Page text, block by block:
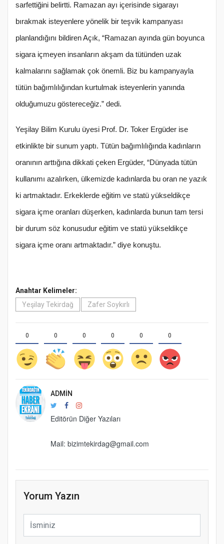
sarfettiğini belirtti. Ramazan ayı içerisinde sigarayı
bırakmak isteyenlere yönelik bir teşvik kampanyası
planlandığını bildiren Açık, “Ramazan ayında gün boyunca
sigara içmeyen insanların akşam da tütünden uzak
kalmalarını sağlamak çok önemli. Biz bu kampanyayla
tütün bağımlılığından kurtulmak isteyenlerin yanında
olduğumuzu göstereceğiz.” dedi.
Yeşilay Bilim Kurulu üyesi Prof. Dr. Toker Ergüder ise
etkinlikte bir sunum yaptı. Tütün bağımlılığında kadınların
oranının arttığına dikkati çeken Ergüder, “Dünyada tütün
kullanımı azalırken, ülkemizde kadınlarda bu oran ne yazık
ki artmaktadır. Erkeklerde eğitim ve statü yükseldikçe
sigara içme oranları düşerken, kadınlarda bunun tam tersi
bir durum söz konusudur eğitim ve statü yükseldikçe
sigara içme oranı artmaktadır.” diye konuştu.
Anahtar Kelimeler:
Yeşilay Tekirdağ
Zafer Soykırlı
0 0 0 0 0 0
ADMIN
Editörün Diğer Yazıları
Mail: bizimtekirdag@gmail.com
Yorum Yazın